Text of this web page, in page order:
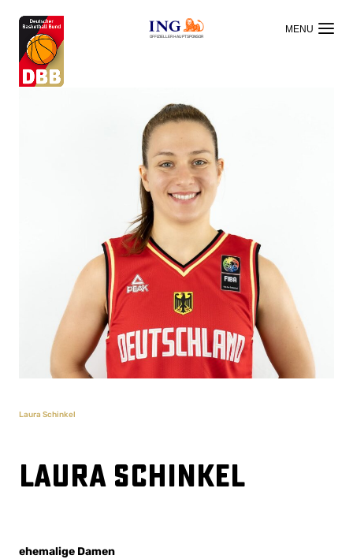
OFFIZIELLER HAUPTSPONSOR
Laura Schinkel
Laura Schinkel
ehemalige Damen